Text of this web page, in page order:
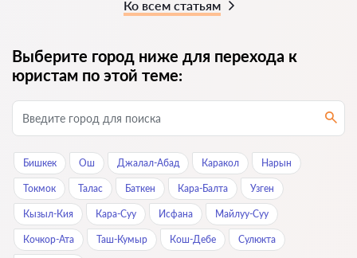
Ко всем статьям
Выберите город ниже для перехода к
юристам по этой теме:
Бишкек Ош Джалал-Абад Каракол Нарын
Токмок Талас Баткен Кара-Балта Узген
Кызыл-Кия Кара-Суу Исфана Майлуу-Суу
Кочкор-Ата Таш-Кумыр Кош-Дебе Сулюкта